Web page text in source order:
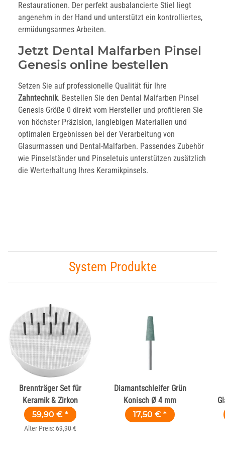
Restaurationen. Der perfekt ausbalancierte Stiel liegt
angenehm in der Hand und unterstützt ein kontrolliertes,
ermüdungsarmes Arbeiten.
Jetzt Dental Malfarben Pinsel
Genesis online bestellen
Setzen Sie auf professionelle Qualität für Ihre
Zahntechnik. Bestellen Sie den Dental Malfarben Pinsel
Genesis Größe 0 direkt vom Hersteller und profitieren Sie
von höchster Präzision, langlebigen Materialien und
optimalen Ergebnissen bei der Verarbeitung von
Glasurmassen und Dental-Malfarben. Passendes Zubehör
wie Pinselständer und Pinseletuis unterstützen zusätzlich
die Werterhaltung Ihres Keramikpinsels.
System Produkte
Brennträger Set für
Keramik & Zirkon
59,90 € *
Alter Preis:69,90 €
Diamantschleifer Grün
Konisch Ø 4 mm
17,50 € *